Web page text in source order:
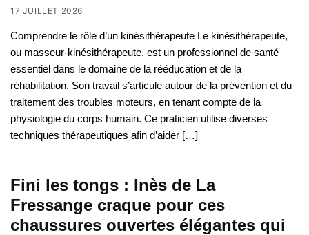
17 JUILLET 2026
Comprendre le rôle d’un kinésithérapeute Le kinésithérapeute,
ou masseur-kinésithérapeute, est un professionnel de santé
essentiel dans le domaine de la rééducation et de la
réhabilitation. Son travail s’articule autour de la prévention et du
traitement des troubles moteurs, en tenant compte de la
physiologie du corps humain. Ce praticien utilise diverses
techniques thérapeutiques afin d’aider […]
Fini les tongs : Inès de La
Fressange craque pour ces
chaussures ouvertes élégantes qui